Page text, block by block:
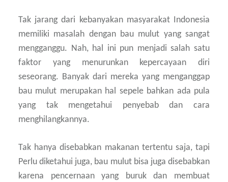
Tak jarang dari kebanyakan masyarakat Indonesia
memiliki masalah dengan bau mulut yang sangat
mengganggu. Nah, hal ini pun menjadi salah satu
faktor yang menurunkan kepercayaan diri
seseorang. Banyak dari mereka yang menganggap
bau mulut merupakan hal sepele bahkan ada pula
yang tak mengetahui penyebab dan cara
menghilangkannya.
Tak hanya disebabkan makanan tertentu saja, tapi
Perlu diketahui juga, bau mulut bisa juga disebabkan
karena pencernaan yang buruk dan membuat